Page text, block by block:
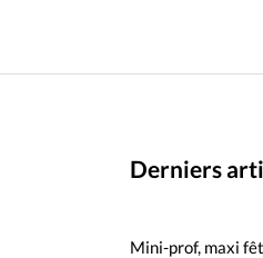
Derniers
Mini-prof, maxi